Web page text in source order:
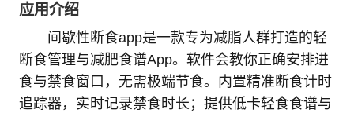
应用介绍
间歇性断食app是一款专为减脂人群打造的轻
断食管理与减肥食谱App。软件会教你正确安排进
食与禁食窗口，无需极端节食。内置精准断食计时
追踪器，实时记录禁食时长；提供低卡轻食食谱与